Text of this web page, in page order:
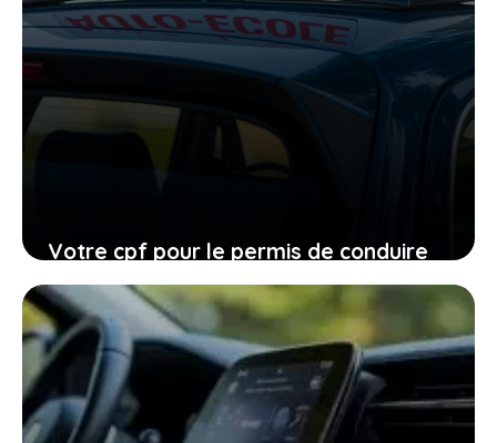
Votre cpf pour le permis de conduire
expire en 2026, ne laissez pas filer
cette ultime chance
27 janvier 2026